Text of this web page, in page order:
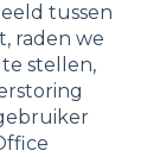
tussen
raden we
stellen,